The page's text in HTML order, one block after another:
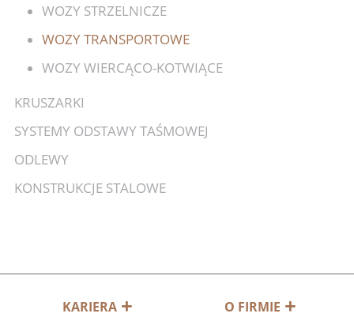
WOZY STRZELNICZE
WOZY TRANSPORTOWE
WOZY WIERCĄCO-KOTWIĄCE
KRUSZARKI
SYSTEMY ODSTAWY TAŚMOWEJ
ODLEWY
KONSTRUKCJE STALOWE
KARIERA O FIRMIE